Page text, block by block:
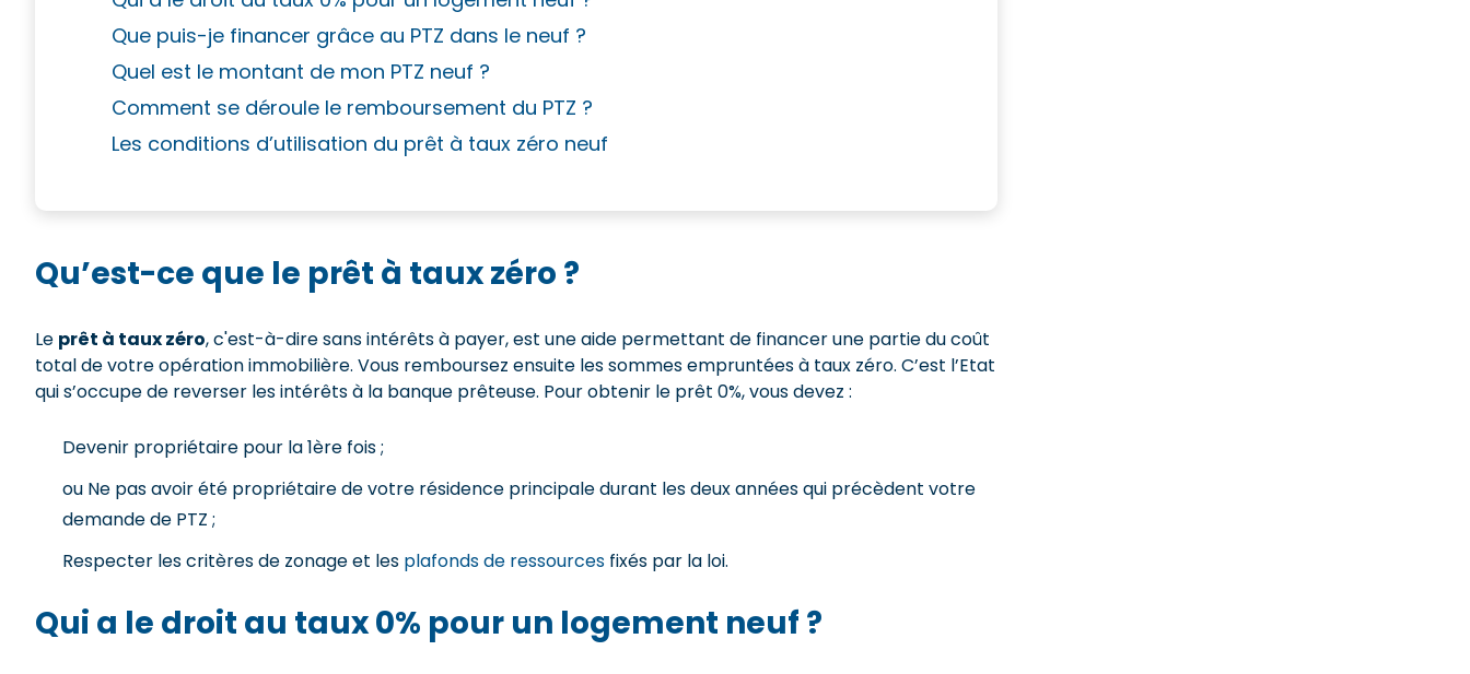
Que puis-je financer grâce au PTZ dans le neuf ?
Quel est le montant de mon PTZ neuf ?
Comment se déroule le remboursement du PTZ ?
Les conditions d’utilisation du prêt à taux zéro neuf
Qu’est-ce que le prêt à taux zéro ?
Le prêt à taux zéro, c'est-à-dire sans intérêts à payer, est une aide permettant de financer une partie du coût
total de votre opération immobilière. Vous remboursez ensuite les sommes empruntées à taux zéro. C’est l’Etat
qui s’occupe de reverser les intérêts à la banque prêteuse. Pour obtenir le prêt 0%, vous devez :
Devenir propriétaire pour la 1ère fois ;
ou Ne pas avoir été propriétaire de votre résidence principale durant les deux années qui précèdent votre
demande de PTZ ;
Respecter les critères de zonage et les plafonds de ressources fixés par la loi.
Qui a le droit au taux 0% pour un logement neuf ?